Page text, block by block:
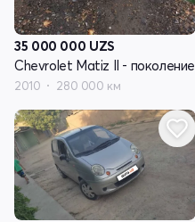
35 000 000 UZS
Chevrolet Matiz II - поколение
2010 280 000 км